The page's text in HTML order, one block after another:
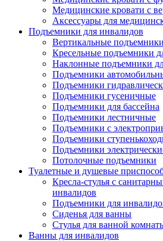
Медицинские кровати с
Аксессуары для
Подъемники для инвалидов
Вертикальные
Кресельные подъемники
Наклонные подъемники
Подъемники
Подъемники
Подъемники гусеничные
Подъемники для бассейна
Подъемники лестничные
Подъемники с
Подъемники
Подъемники
Потолочные подъемники
Туалетные и душевые
Кресла-стулья с
инвалидов
Подъемники для
Сиденья для ванны
Стулья для ванной
Ванны для инвалидов